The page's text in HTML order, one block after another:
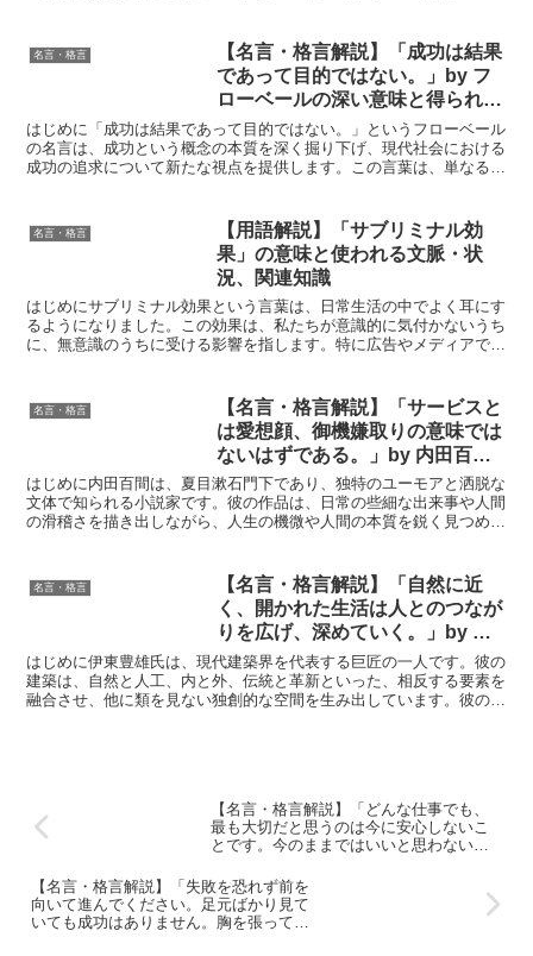
名言・格言
【名言・格言解説】「成功は結果
であって目的ではない。」by フ
ローベールの深い意味と得られる
教訓
はじめに「成功は結果であって目的ではない。」というフローベール
の名言は、成功という概念の本質を深く掘り下げ、現代社会における
成功の追求について新たな視点を提供します。この言葉は、単なる結
名言・格言
【用語解説】「サブリミナル効
果」の意味と使われる文脈・状
況、関連知識
はじめにサブリミナル効果という言葉は、日常生活の中でよく耳にす
るようになりました。この効果は、私たちが意識的に気付かないうち
に、無意識のうちに受ける影響を指します。特に広告やメディアで使
名言・格言
【名言・格言解説】「サービスと
は愛想顔、御機嫌取りの意味では
ないはずである。」by 内田百間
の深い意味と得られる教訓
はじめに内田百間は、夏目漱石門下であり、独特のユーモアと洒脱な
文体で知られる小説家です。彼の作品は、日常の些細な出来事や人間
の滑稽さを描き出しながら、人生の機微や人間の本質を鋭く見つめて
名言・格言
【名言・格言解説】「自然に近
く、開かれた生活は人とのつなが
りを広げ、深めていく。」by 伊
東豊雄の深い意味と得られる教訓
はじめに伊東豊雄氏は、現代建築界を代表する巨匠の一人です。彼の
建築は、自然と人工、内と外、伝統と革新といった、相反する要素を
融合させ、他に類を見ない独創的な空間を生み出しています。彼の作
【名言・格言解説】「どんな仕事でも、
最も大切だと思うのは今に安心しないこ
とです。今のままではいいと思わないけ
しまったら絶対に成長していきませ
ん。」by 安藤忠雄の深い意味と得られる
教訓
【名言・格言解説】「失敗を恐れず前を
向いて進んでください。足元ばかり見て
いても成功はありません。胸を張って未